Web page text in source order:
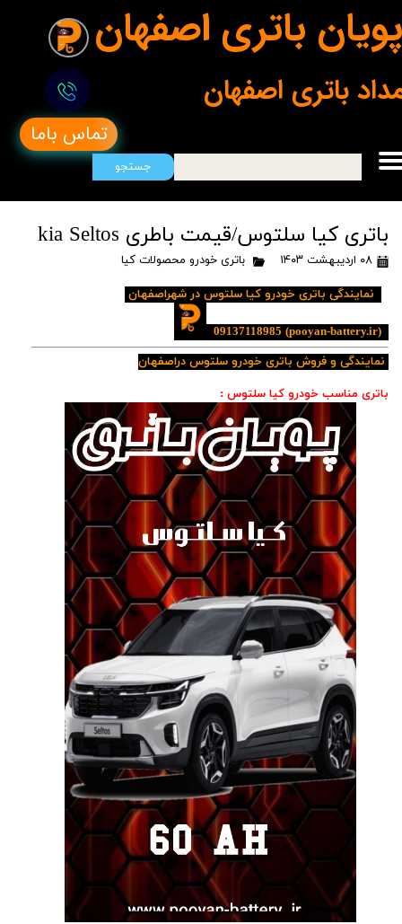
پویان باتری اصفهان
تماس باما
جستجو
باتری اصفهان
باتری کیا سلتوس/قیمت باطری kia Seltos
۰۸ اردیبهشت ۱۴۰۳ باتری خودرو محصولات کیا
نمایندگی باتری خودرو کیا سلتوس در شهراصفهان
(pooyan-battery.ir)
09137118985
نمایندگی و فروش باتری خودرو سلتوس دراصفهان
باتری مناسب خودرو کیا سلتوس :